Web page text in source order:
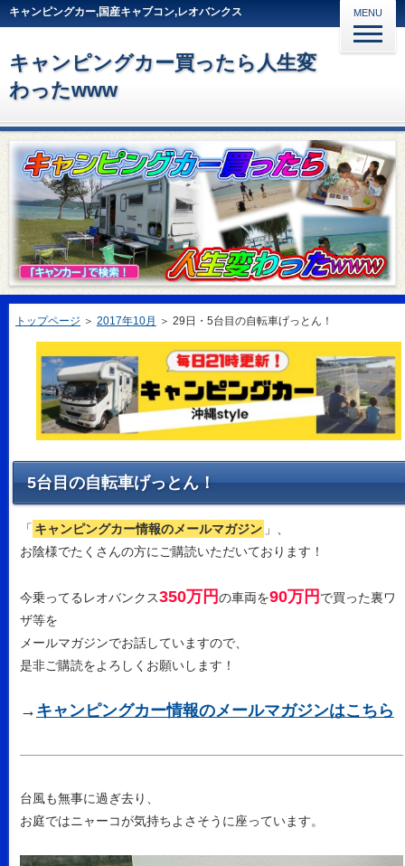
キャンピングカー,国産キャブコン,レオバンクス
キャンピングカー買ったら人生変
わったwww
MENU
トップページ ＞ 2017年10月 ＞ 29日・5台目の自転車げっとん！
5台目の自転車げっとん！
「 キャンピングカー情報のメールマガジン 」、
お陰様でたくさんの方にご購読いただいております！
今乗ってるレオバンクス350万円の車両を90万円 で買った裏ワ
ザ等を
メールマガジンでお話していますので、
是非ご購読をよろしくお願いします！
→ キャンピングカー情報のメールマガジンはこちら
台風も無事に過ぎ去り、
お庭ではニャーコが気持ちよさそうに座っています。